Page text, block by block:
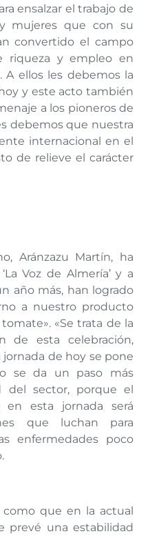
ensalzar el trabajo de
mujeres que con su
convertido el campo
riqueza y empleo en
A ellos les debemos la
y este acto también
a los pioneros de
debemos que nuestra
internacional en el
de relieve el carácter
Aránzazu Martín, ha
Voz de Almería’ y a
año más, han logrado
a nuestro producto
«Se trata de la
de esta celebración,
de hoy se pone
se da un paso más
del sector, porque el
esta jornada será
que luchan para
enfermedades poco
que en la actual
prevé una estabilidad